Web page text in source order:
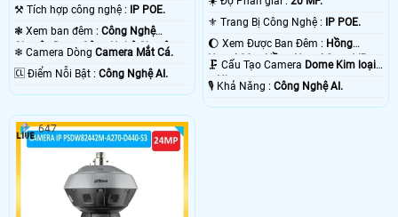
⚒ Tích hợp công nghệ :
IP POE.
❃ Xem ban đêm : Công Nghệ
Chuyên Dụng Công Nghệ Chuyên
❄ Camera Dòng Camera Mắt Cá.
️🆑 Điểm Nỗi Bật : Công Nghệ AI.
⚜️ Trang Bị Công Nghệ :
IP POE.
🌔 Xem Được Ban Đêm : Hồng
Ngoại 30m Hồng Ngoại Smart IR.
🗜️ Cấu Tạo Camera Dome Kim loại
+ Nhựa.
️🎙 Khả Năng :Công Nghệ AI.
647